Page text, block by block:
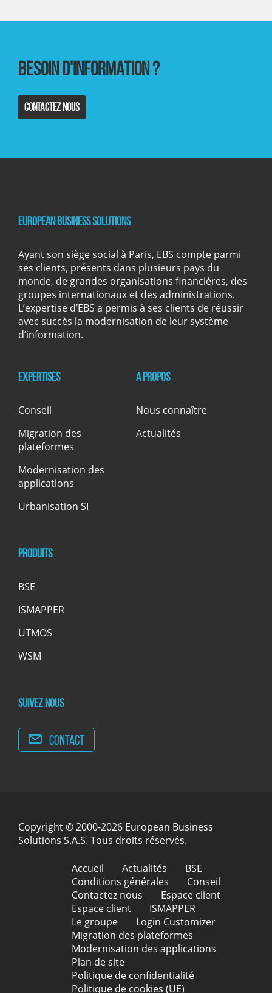
Besoin d'information ?
Contactez nous
European Business Solutions
Ayant son siège social à Paris, EBS compte parmi
ses clients, présents dans plusieurs pays du
monde, de grandes organisations financières, des
groupes internationaux et des administrations.
L’expertise d’EBS a permis à ses clients de réussir
avec succès la modernisation de leur système
d’information.
Expertises
Conseil
Migration des
plateformes
Modernisation des
applications
Urbanisation SI
A propos
Nous connaître
Actualités
Produits
BSE
ISMAPPER
UTMOS
WSM
Suivez nous
Contact
Copyright © 2000-2026 European Business
Solutions S.A.S. Tous droits réservés.
Accueil Actualités
BSE
Conditions générales
Conseil
Contactez nous
Espace client
Espace client
ISMAPPER
Le groupe
Login Customizer
Migration des plateformes
Modernisation des applications
Plan de site
Politique de confidentialité
Politique de cookies (UE)